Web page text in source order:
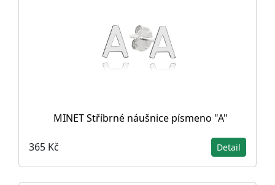
MINET Stříbrné náušnice písmeno "A"
365 Kč Detail